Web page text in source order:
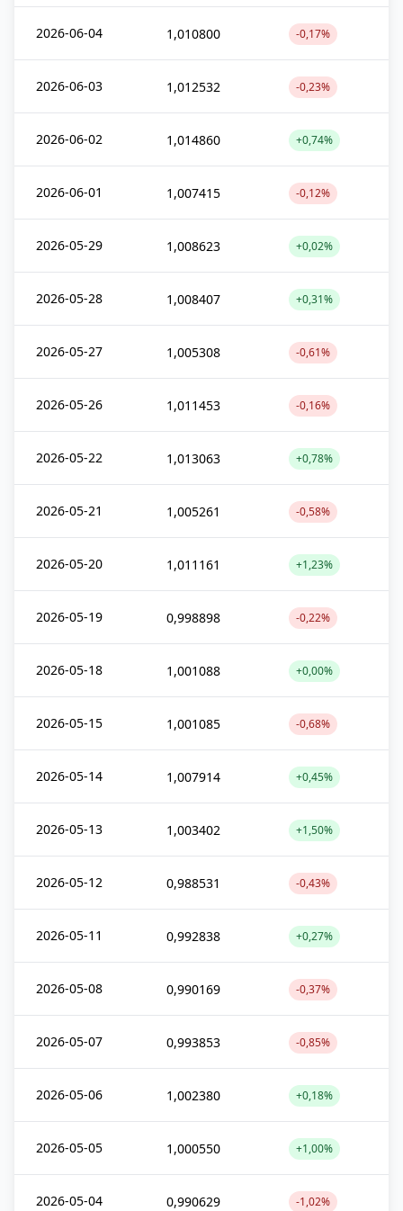
2026-06-04 1,010800 -0,17%
2026-06-03 1,012532 -0,23%
2026-06-02 1,014860 +0,74%
2026-06-01 1,007415 -0,12%
2026-05-29 1,008623 +0,02%
2026-05-28 1,008407 +0,31%
2026-05-27 1,005308 -0,61%
2026-05-26 1,011453 -0,16%
2026-05-22 1,013063 +0,78%
2026-05-21 1,005261 -0,58%
2026-05-20 1,011161 +1,23%
2026-05-19 0,998898 -0,22%
2026-05-18 1,001088 +0,00%
2026-05-15 1,001085 -0,68%
2026-05-14 1,007914 +0,45%
2026-05-13 1,003402 +1,50%
2026-05-12 0,988531 -0,43%
2026-05-11 0,992838 +0,27%
2026-05-08 0,990169 -0,37%
2026-05-07 0,993853 -0,85%
2026-05-06 1,002380 +0,18%
2026-05-05 1,000550 +1,00%
2026-05-04 0,990629 -1,02%